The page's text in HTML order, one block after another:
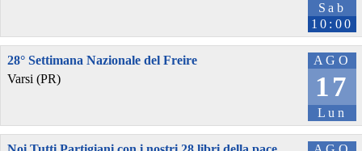
Sab
10:00
AGO
17
Lun
28° Settimana Nazionale del Freire
Varsi (PR)